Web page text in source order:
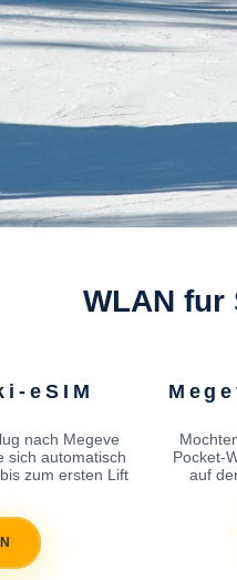
WLAN fur
eSIM
nach Megeve
sich automatisch
zum ersten Lift
Pocket-
auf